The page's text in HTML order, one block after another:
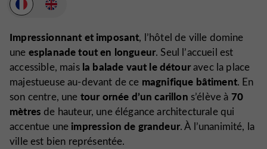
Impressionnant et imposant, l’hôtel de ville domine
une esplanade tout en longueur. Seul l’accueil est
accessible, mais la balade vaut le détouravec la place
majestueuse au-devant de ce magnifique bâtiment. En
son centre, une tour ornée d’un carillon s’élève à 70
mètres de hauteur, une élégance architecturale qui
accentue une impression de grandeur. À l’unanimité, la
ville est bien représentée.